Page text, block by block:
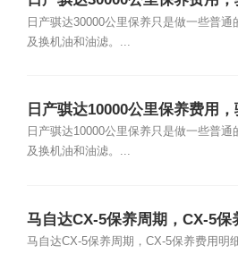
万公里保养项目
日产骐达30000公里保养只是做一些普通
及换机油和油滤。...
日产骐达10000公里保养费用
万公里保养项目
日产骐达10000公里保养只是做一些普通
及换机油和油滤。...
马自达CX-5保养周期，CX-5保
明细表
马自达CX-5保养周期，CX-5保养费用明